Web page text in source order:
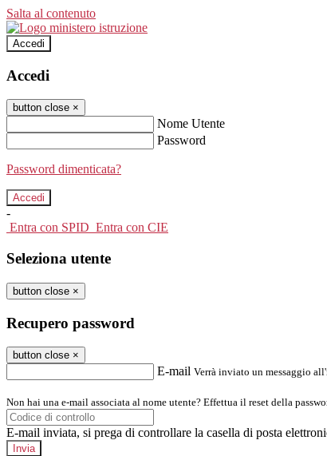
Salta al contenuto
Accedi
Accedi
button close ×
Nome Utente
Password
Password dimenticata?
-
Entra con SPID Entra con CIE
Seleziona utente
button close ×
Recupero password
button close ×
E-mail Verrà inviato un messaggio
Non hai una e-mail associata al nome utente? Effettua il reset della
E-mail inviata, si prega di controllare la casella di posta